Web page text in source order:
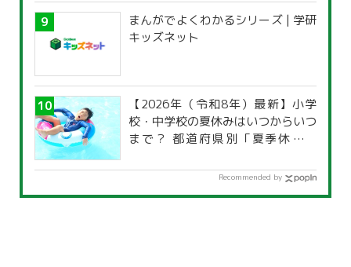
まんがでよくわかるシリーズ | 学研
キッズネット
【2026年（令和8年）最新】小学
校・中学校の夏休みはいつからいつ
まで？ 都道府県別「夏季休暇一
Recommended by